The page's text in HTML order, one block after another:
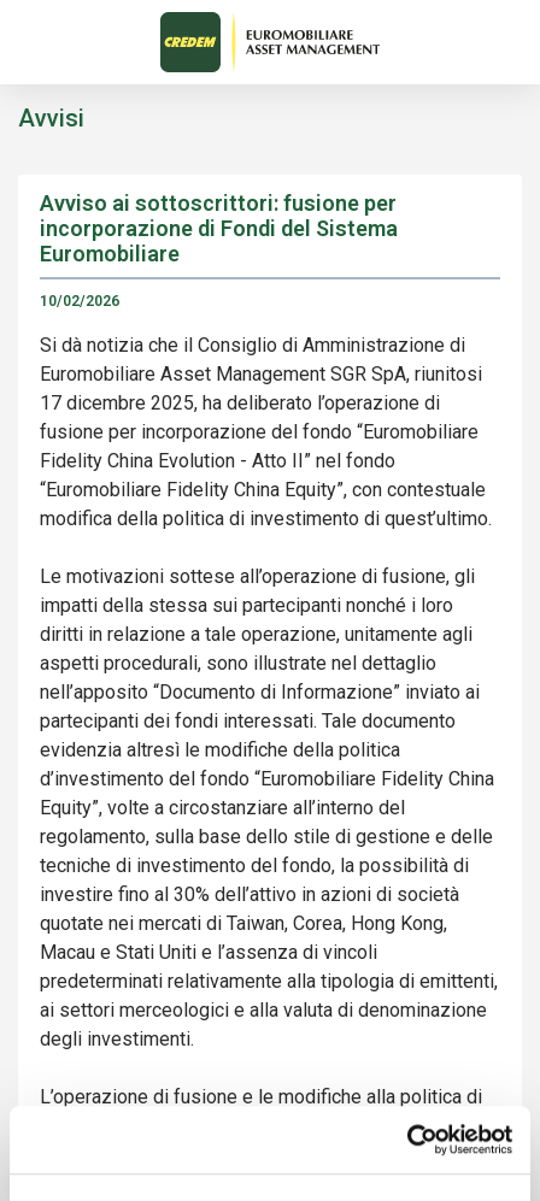
Avvisi
Avviso ai sottoscrittori: fusione per
incorporazione di Fondi del Sistema
Euromobiliare
10/02/2026
Si dà notizia che il Consiglio di Amministrazione di
Euromobiliare Asset Management SGR SpA, riunitosi
17 dicembre 2025, ha deliberato l’operazione di
fusione per incorporazione del fondo “Euromobiliare
Fidelity China Evolution - Atto II” nel fondo
“Euromobiliare Fidelity China Equity”, con contestuale
modifica della politica di investimento di quest’ultimo.
Le motivazioni sottese all’operazione di fusione, gli
impatti della stessa sui partecipanti nonché i loro
diritti in relazione a tale operazione, unitamente agli
aspetti procedurali, sono illustrate nel dettaglio
nell’apposito “Documento di Informazione” inviato ai
partecipanti dei fondi interessati. Tale documento
evidenzia altresì le modifiche della politica
d’investimento del fondo “Euromobiliare Fidelity China
Equity”, volte a circostanziare all’interno del
regolamento, sulla base dello stile di gestione e delle
tecniche di investimento del fondo, la possibilità di
investire fino al 30% dell’attivo in azioni di società
quotate nei mercati di Taiwan, Corea, Hong Kong,
Macau e Stati Uniti e l’assenza di vincoli
predeterminati relativamente alla tipologia di emittenti,
ai settori merceologici e alla valuta di denominazione
degli investimenti.
L’operazione di fusione e le modifiche alla politica di
gestione del fondo ricevente, oggetto di approvazione
in via generale da parte di Banca d’Italia, saranno